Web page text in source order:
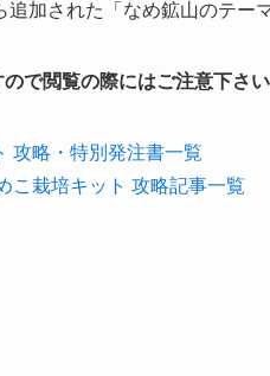
追加された「なめ鉱山のテー
で閲覧の際にはご注意下さい
攻略・特別発注書一覧
こ栽培キット 攻略記事一覧